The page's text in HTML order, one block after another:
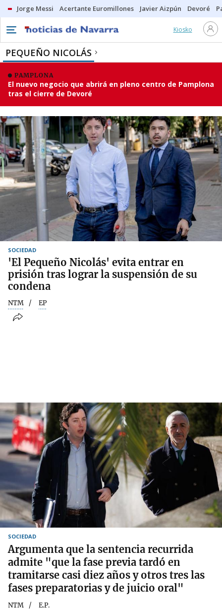
Jorge Messi Acertante Euromillones Javier Aizpún Devoré
Kiosko
PEQUEÑO NICOLÁS
PAMPLONA
El nuevo negocio que abrirá en pleno centro de Pamplona
tras el cierre de Devoré
SOCIEDAD
'El Pequeño Nicolás' evita entrar en
prisión tras lograr la suspensión de su
condena
NTM EP
SOCIEDAD
Argumenta que la sentencia recurrida
admite "que la fase previa tardó en
tramitarse casi diez años y otros tres las
fases preparatorias y de juicio oral"
NTM E.P.